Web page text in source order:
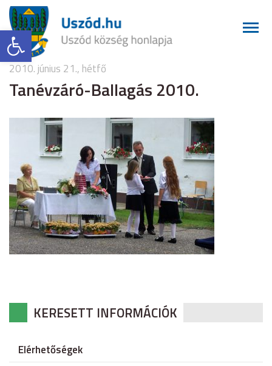
Eszköztár megnyitása
2010. június 21., hétfő
Tanévzáró-Ballagás 2010.
KERESETT INFORMÁCIÓK
Elérhetőségek